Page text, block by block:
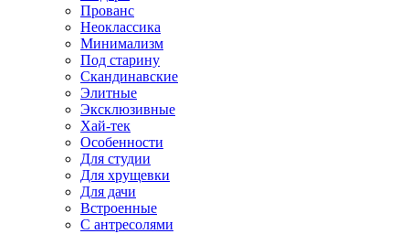
Прованс
Неоклассика
Минимализм
Под старину
Скандинавские
Элитные
Эксклюзивные
Хай-тек
Особенности
Для студии
Для хрущевки
Для дачи
Встроенные
С антресолями